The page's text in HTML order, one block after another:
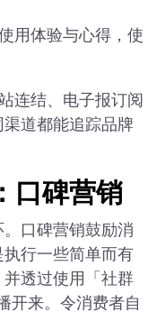
用体验与心得，使
连结、电子报订阅
道都能追踪品牌
口碑营销
口碑营销鼓励消
行一些简单而有
透过使用「社群
开来。令消费者自